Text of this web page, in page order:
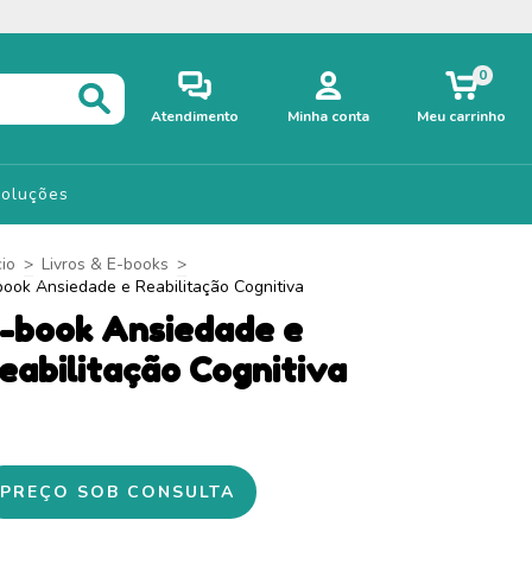
Atendimento Minha conta Meu carrinho
0
> Livros & E-books >
Ansiedade e Reabilitação Cognitiva
book Ansiedade e
Cognitiva